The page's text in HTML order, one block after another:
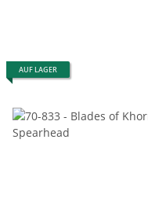
AUF LAGER